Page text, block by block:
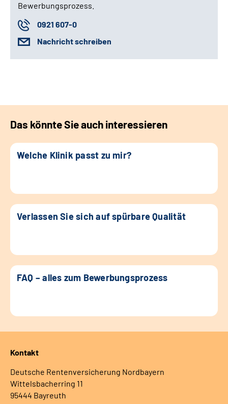
Bewerbungsprozess.
0921 607-0
Nachricht schreiben
Das könnte Sie auch interessieren
Welche Klinik passt zu mir?
Verlassen Sie sich auf spürbare Qualität
FAQ – alles zum Bewerbungsprozess
Kontakt
Deutsche Rentenversicherung Nordbayern
Wittelsbacherring 11
95444 Bayreuth